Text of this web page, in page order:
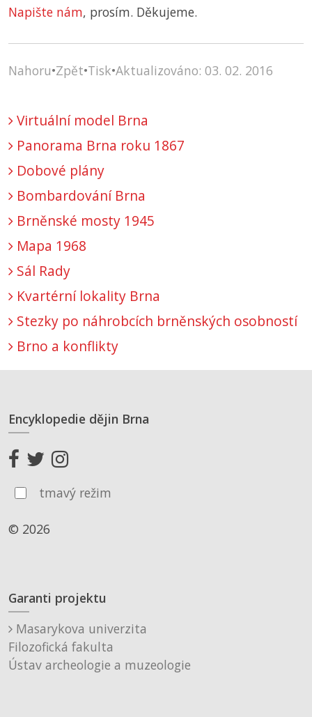
Napište nám, prosím. Děkujeme.
Nahoru•Zpět•Tisk•Aktualizováno: 03. 02. 2016
Virtuální model Brna
Panorama Brna roku 1867
Dobové plány
Bombardování Brna
Brněnské mosty 1945
Mapa 1968
Sál Rady
Kvartérní lokality Brna
Stezky po náhrobcích brněnských osobností
Brno a konflikty
Encyklopedie dějin Brna
tmavý režim
© 2026
Garanti projektu
Masarykova univerzita
Filozofická fakulta
Ústav archeologie a muzeologie